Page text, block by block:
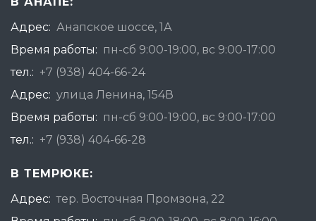
Адрес: Анапское шоссе, 1А
Время работы: пн-сб 9:00-19:00, вс 9:00-17:00
тел.: +7 (938) 404-66-24
Адрес: улица Ленина, 154В
Время работы: пн-сб 9:00-19:00, вс 9:00-17:00
тел.: +7 (938) 404-66-28
В ТЕМРЮКЕ:
Адрес: тер. Восточная Промзона, 22